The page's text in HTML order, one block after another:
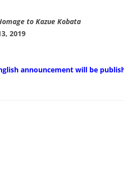
to Kazue Kobata
2019
announcement will be